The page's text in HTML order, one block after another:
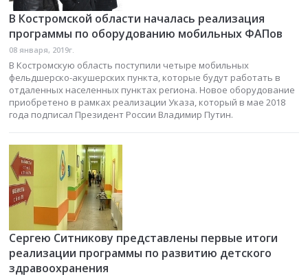
В Костромской области началась реализация
программы по оборудованию мобильных ФАПов
08 января, 2019г.
В Костромскую область поступили четыре мобильных
фельдшерско-акушерских пункта, которые будут работать в
отдаленных населенных пунктах региона. Новое оборудование
приобретено в рамках реализации Указа, который в мае 2018
года подписал Президент России Владимир Путин.
Сергею Ситникову представлены первые итоги
реализации программы по развитию детского
здравоохранения